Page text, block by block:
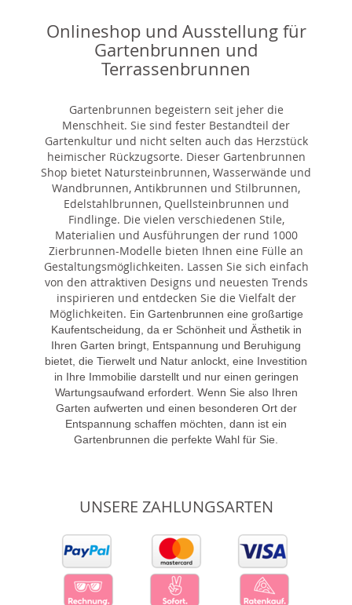
Onlineshop und Ausstellung für
Gartenbrunnen und
Terrassenbrunnen
Gartenbrunnen begeistern seit jeher die
Menschheit. Sie sind fester Bestandteil der
Gartenkultur und nicht selten auch das Herzstück
heimischer Rückzugsorte. Dieser Gartenbrunnen
Shop bietet Natursteinbrunnen, Wasserwände und
Wandbrunnen, Antikbrunnen und Stilbrunnen,
Edelstahlbrunnen, Quellsteinbrunnen und
Findlinge. Die vielen verschiedenen Stile,
Materialien und Ausführungen der rund 1000
Zierbrunnen-Modelle bieten Ihnen eine Fülle an
Gestaltungsmöglichkeiten. Lassen Sie sich einfach
von den attraktiven Designs und neuesten Trends
inspirieren und entdecken Sie die Vielfalt der
Möglichkeiten. Ein Gartenbrunnen eine großartige
Kaufentscheidung, da er Schönheit und Ästhetik in
Ihren Garten bringt, Entspannung und Beruhigung
bietet, die Tierwelt und Natur anlockt, eine Investition
in Ihre Immobilie darstellt und nur einen geringen
Wartungsaufwand erfordert. Wenn Sie also Ihren
Garten aufwerten und einen besonderen Ort der
Entspannung schaffen möchten, dann ist ein
Gartenbrunnen die perfekte Wahl für Sie.
UNSERE ZAHLUNGSARTEN